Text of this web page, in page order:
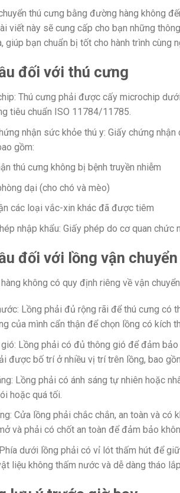
thú cưng bằng đường hàng không
viết này sẽ cung cấp cho bạn những
giúp bạn chuẩn bị tốt cho hành trình cùng
đối với thú cưng
Thú cưng phải được cấy microchip
tiêu chuẩn ISO 11784/11785.
nhận sức khỏe thú y: Giấy chứng
gồm:
thú cưng không bị bệnh truyền nhiễm
dại (cho chó và mèo)
các loại vắc-xin khác đã được tiêm
nhập khẩu: Giấy phép do cơ quan chức
đối với lồng vận chuyển
không có quy định riêng về vận
Lồng phải đủ rộng rãi để thú cưng có
của mình cẩn thận để chọn lồng có kích
Lồng phải có đủ thông gió để đảm
được bố trí ở nhiều vị trí trên lồng, bao
Lồng phải có ánh sáng tự nhiên hoặc
hoặc quá tối.
Cửa lồng phải chắc chắn, an toàn và có
và phải có chốt an toàn để đảm bảo
dưới lồng phải có vỉ lót thấm hút để
liệu không thấm nước và dễ dàng tháo